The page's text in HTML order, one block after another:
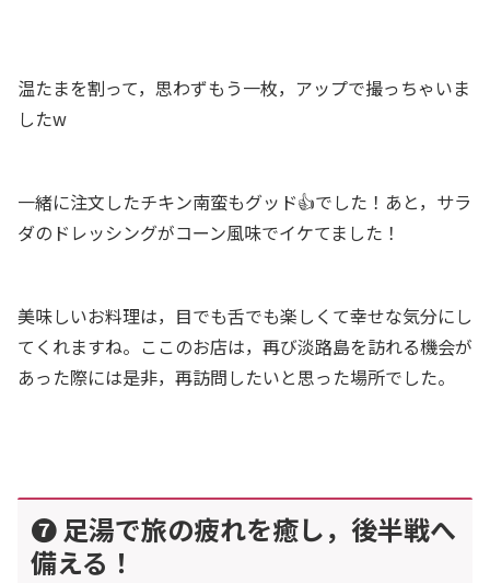
温たまを割って，思わずもう一枚，アップで撮っちゃいま
したw
一緒に注文したチキン南蛮もグッド👍でした！あと，サラ
ダのドレッシングがコーン風味でイケてました！
美味しいお料理は，目でも舌でも楽しくて幸せな気分にし
てくれますね。ここのお店は，再び淡路島を訪れる機会が
あった際には是非，再訪問したいと思った場所でした。
❼ 足湯で旅の疲れを癒し，後半戦へ
備える！